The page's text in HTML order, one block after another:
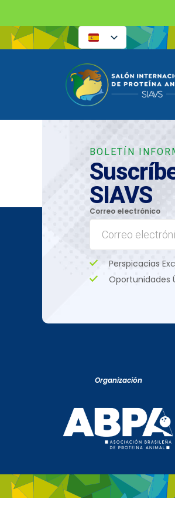
BOLETÍN
SIAVS
Correo electrónico
Perspicacias
Oportunidades
Organización